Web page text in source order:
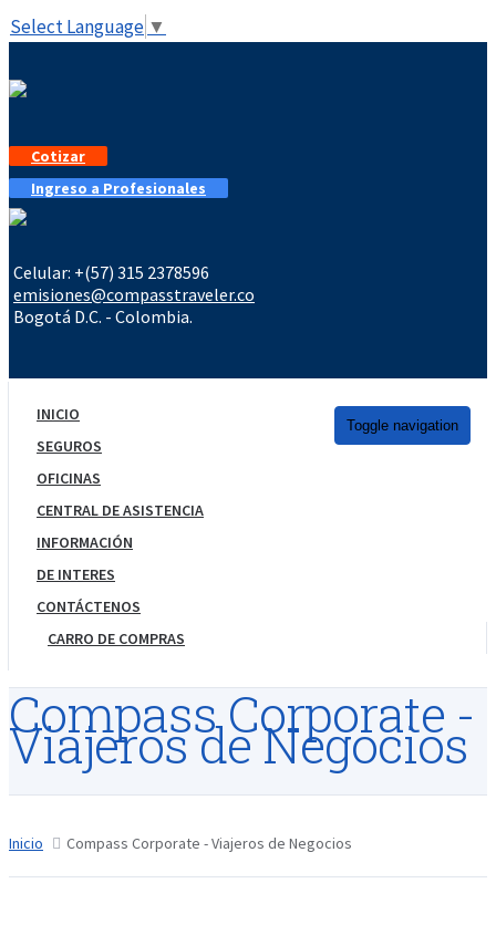
Select Language ▼
Cotizar
Ingreso a Profesionales
Celular: +(57) 315 2378596
emisiones@compasstraveler.co
Bogotá D.C. - Colombia.
Toggle navigation
INICIO
SEGUROS
OFICINAS
CENTRAL DE ASISTENCIA
INFORMACIÓN
DE INTERES
CONTÁCTENOS
CARRO DE COMPRAS
Compass Corporate -
Viajeros de Negocios
Inicio Compass Corporate - Viajeros de Negocios